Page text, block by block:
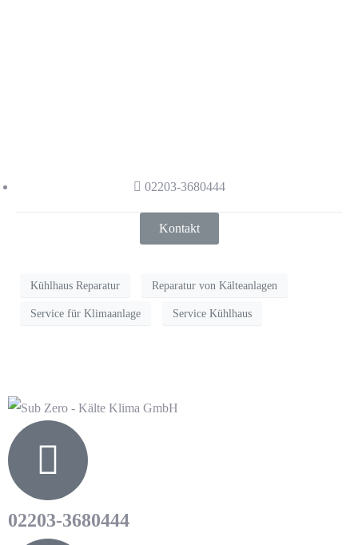
02203-3680444
Kontakt
Kühlhaus Reparatur Reparatur von Kälteanlagen
Service für Klimaanlage Service Kühlhaus
02203-3680444